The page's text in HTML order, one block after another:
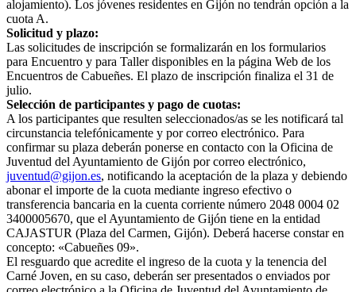
alojamiento). Los jóvenes residentes en Gijón no tendrán opción a la
cuota A.
Solicitud y plazo:
Las solicitudes de inscripción se formalizarán en los formularios
para Encuentro y para Taller disponibles en la página Web de los
Encuentros de Cabueñes. El plazo de inscripción finaliza el 31 de
julio.
Selección de participantes y pago de cuotas:
A los participantes que resulten seleccionados/as se les notificará tal
circunstancia telefónicamente y por correo electrónico. Para
confirmar su plaza deberán ponerse en contacto con la Oficina de
Juventud del Ayuntamiento de Gijón por correo electrónico,
juventud@gijon.es, notificando la aceptación de la plaza y debiendo
abonar el importe de la cuota mediante ingreso efectivo o
transferencia bancaria en la cuenta corriente número 2048 0004 02
3400005670, que el Ayuntamiento de Gijón tiene en la entidad
CAJASTUR (Plaza del Carmen, Gijón). Deberá hacerse constar en
concepto: «Cabueñes 09».
El resguardo que acredite el ingreso de la cuota y la tenencia del
Carné Joven, en su caso, deberán ser presentados o enviados por